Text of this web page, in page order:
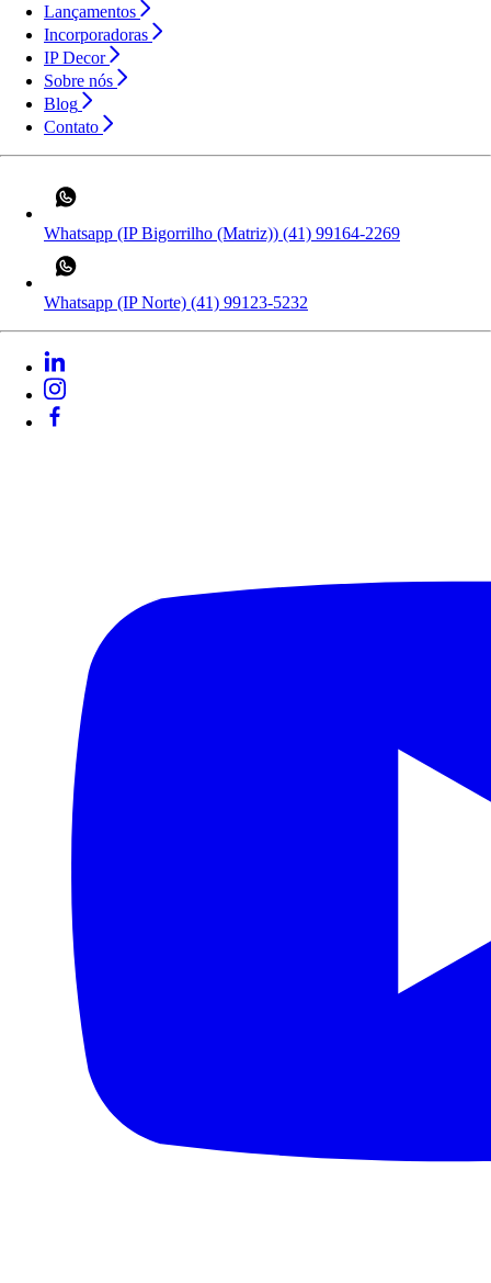
Lançamentos
Incorporadoras
IP Decor
Sobre nós
Blog
Contato
Whatsapp (IP Bigorrilho (Matriz)) (41) 99164-2269
Whatsapp (IP Norte) (41) 99123-5232